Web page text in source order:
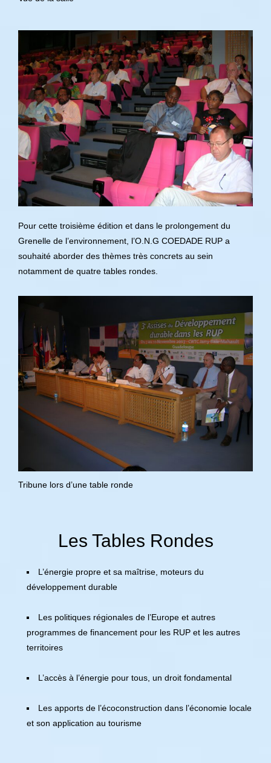
Pour cette troisième édition et dans le prolongement du
Grenelle de l’environnement, l’O.N.G COEDADE RUP a
souhaité aborder des thèmes très concrets au sein
notamment de quatre tables rondes.
Tribune lors d’une table ronde
Les Tables Rondes
L’énergie propre et sa maîtrise, moteurs du
développement durable
Les politiques régionales de l’Europe et autres
programmes de financement pour les RUP et les autres
territoires
L’accès à l’énergie pour tous, un droit fondamental
Les apports de l’écoconstruction dans l’économie locale
et son application au tourisme